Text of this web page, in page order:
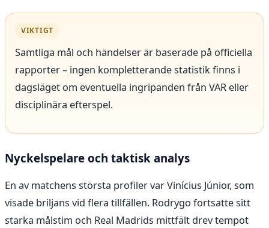
VIKTIGT
Samtliga mål och händelser är baserade på officiella
rapporter – ingen kompletterande statistik finns i
dagsläget om eventuella ingripanden från VAR eller
disciplinära efterspel.
Nyckelspelare och taktisk analys
En av matchens största profiler var Vinícius Júnior, som
visade briljans vid flera tillfällen. Rodrygo fortsatte sitt
starka målstim och Real Madrids mittfält drev tempot